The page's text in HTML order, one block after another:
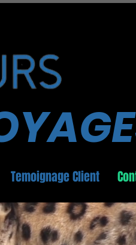
Temoignage Client